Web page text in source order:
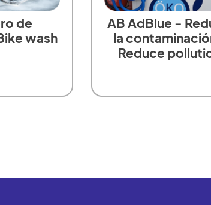
de
wash
AB AdBlue -
la
Reduce